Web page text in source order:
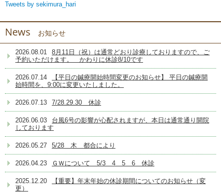
Tweets by sekimura_hari
News お知らせ
2026.08.01
8月11日（祝）は通常どおり診療しておりますので、ご
予約いただけます。 かわりに休診8/10です
2026.07.14
【平日の鍼療開始時間変更のお知らせ】 平日の鍼療開
始時間を、9:00に変更いたしました。
2026.07.13 7/28.29.30 休診
2026.06.03
台風6号の影響が心配されますが、本日は通常通り開院
しております
2026.05.27 5/28 木 都合により
2026.04.23 ＧＷについて 5/3 4 5 6 休診
2025.12.20
【重要】年末年始の休診期間についてのお知らせ（変
更）